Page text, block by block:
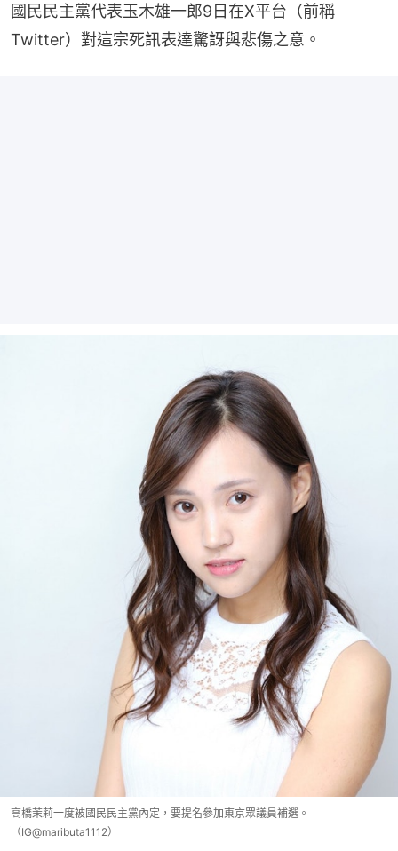
國民民主黨代表玉木雄一郎9日在X平台（前稱
Twitter）對這宗死訊表達驚訝與悲傷之意。
高橋茉莉一度被國民民主黨內定，要提名參加東京眾議員補選。
（IG@maributa1112）